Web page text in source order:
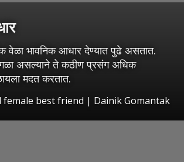
वेळा भावनिक आधार देण्यात पुढे असतात.
असल्याने ते कठीण प्रसंग अधिक
मदत करतात.
female best friend | Dainik Gomantak